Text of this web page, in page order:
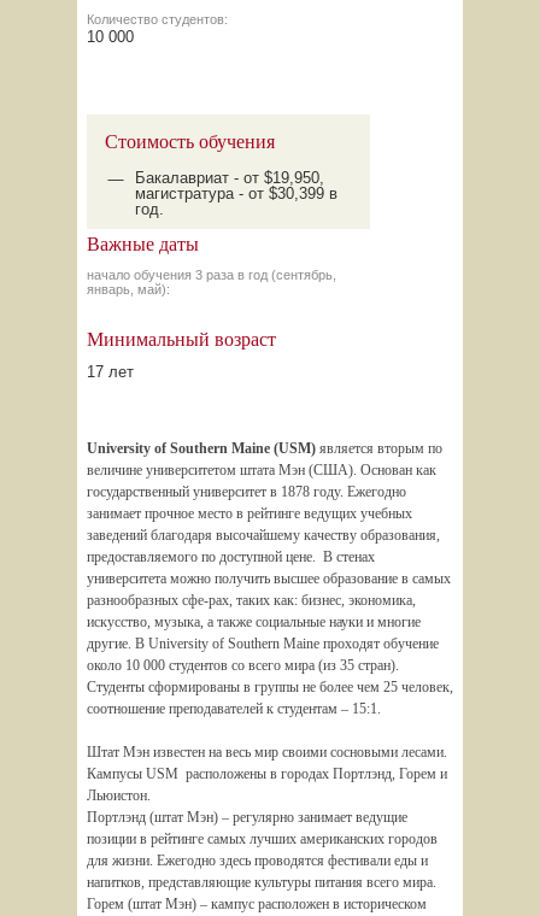
Количество студентов:
10 000
Стоимость обучения
Бакалавриат - от $19,950,
магистратура - от $30,399 в
год.
Важные даты
начало обучения 3 раза в год (сентябрь,
январь, май):
Минимальный возраст
17 лет
University of Southern Maine (USM) является вторым по
величине университетом штата Мэн (США). Основан как
государственный университет в 1878 году. Ежегодно
занимает прочное место в рейтинге ведущих учебных
заведений благодаря высочайшему качеству образования,
предоставляемого по доступной цене. В стенах
университета можно получить высшее образование в самых
разнообразных сфе-рах, таких как: бизнес, экономика,
искусство, музыка, а также социальные науки и многие
другие. В University of Southern Maine проходят обучение
около 10 000 студентов со всего мира (из 35 стран).
Студенты сформированы в группы не более чем 25 человек,
соотношение преподавателей к студентам – 15:1.
Штат Мэн известен на весь мир своими сосновыми лесами.
Кампусы USM расположены в городах Портлэнд, Горем и
Льюистон.
Портлэнд (штат Мэн) – регулярно занимает ведущие
позиции в рейтинге самых лучших американских городов
для жизни. Ежегодно здесь проводятся фестивали еды и
напитков, представляющие культуры питания всего мира.
Горем (штат Мэн) – кампус расположен в историческом